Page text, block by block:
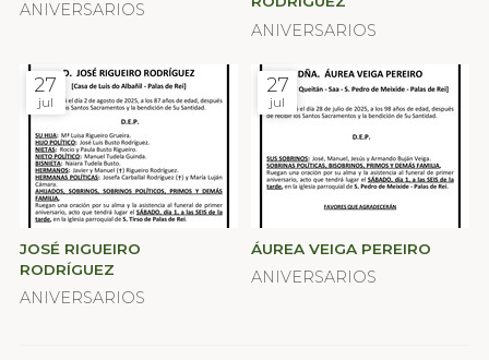
ANIVERSARIOS
ANIVERSARIOS
27
jul
JOSÉ RIGUEIRO
RODRÍGUEZ
ANIVERSARIOS
27
jul
ÁUREA VEIGA PEREIRO
ANIVERSARIOS